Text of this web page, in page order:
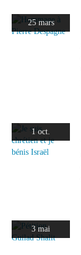
25 mars
1 oct.
3 mai